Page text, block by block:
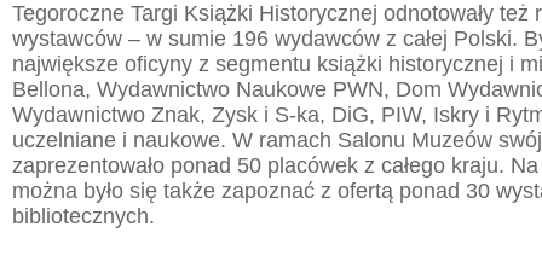
Tegoroczne Targi Książki Historycznej odnotowały też
wystawców – w sumie 196 wydawców z całej Polski.
największe oficyny z segmentu książki historycznej i
Bellona, Wydawnictwo Naukowe PWN, Dom
Wydawnictwo Znak, Zysk i S-ka, DiG, PIW, Iskry i
uczelniane i naukowe. W ramach Salonu Muzeów
zaprezentowało ponad 50 placówek z całego kraju.
można było się także zapoznać z ofertą ponad 30
bibliotecznych.